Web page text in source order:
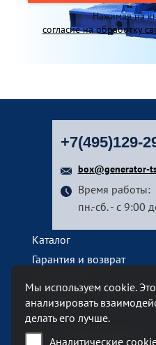
Нажимая на
согласие на обработку
+7(495)129-
box@generator-
Время работы:
пн.-сб. - с 9:00
Каталог
Гарантия и возврат
Контакты
Наш офис
Мы используем cookie.
анализировать
делать его лучше.
Аналитические